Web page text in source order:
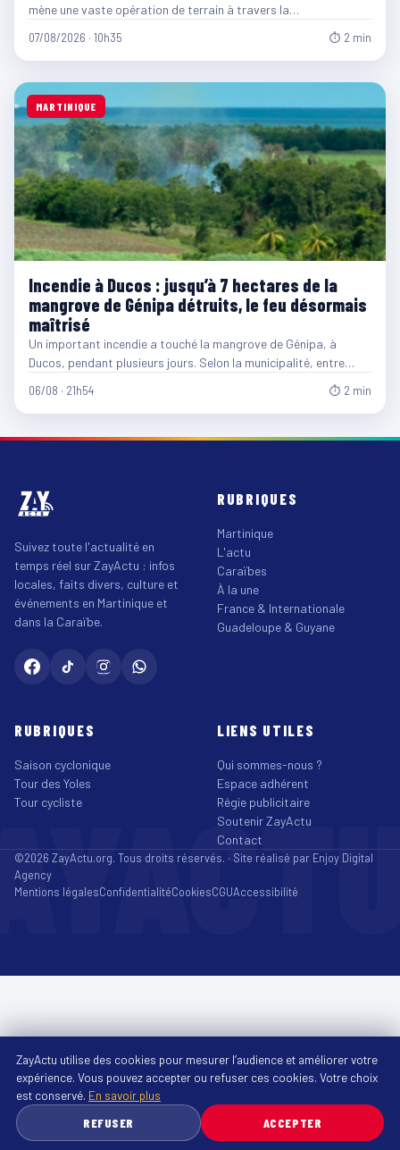
mène une vaste opération de terrain à travers la…
07/08/2026 · 10h35 ⏱ 2 min
MARTINIQUE
Incendie à Ducos : jusqu’à 7 hectares de la
mangrove de Génipa détruits, le feu désormais
maîtrisé
Un important incendie a touché la mangrove de Génipa, à
Ducos, pendant plusieurs jours. Selon la municipalité, entre…
06/08 · 21h54 ⏱ 2 min
Suivez toute l'actualité en
temps réel sur ZayActu : infos
locales, faits divers, culture et
événements en Martinique et
dans la Caraïbe.
RUBRIQUES
Martinique
L'actu
Caraïbes
À la une
France & Internationale
Guadeloupe & Guyane
RUBRIQUES
Saison cyclonique
Tour des Yoles
Tour cycliste
LIENS UTILES
Qui sommes-nous ?
Espace adhérent
Régie publicitaire
Soutenir ZayActu
Contact
©2026 ZayActu.org. Tous droits réservés. · Site réalisé par Enjoy Digital
Agency
Mentions légalesConfidentialitéCookiesCGUAccessibilité
ZayActu utilise des cookies pour mesurer l’audience et améliorer votre
expérience. Vous pouvez accepter ou refuser ces cookies. Votre choix
est conservé. En savoir plus
REFUSER
ACCEPTER